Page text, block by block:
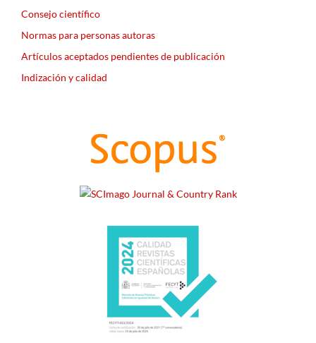
Consejo científico
Normas para personas autoras
Artículos aceptados pendientes de publicación
Indización y calidad